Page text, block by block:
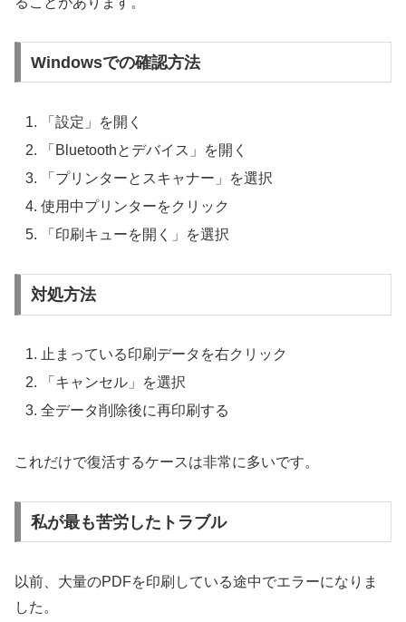
Windowsでの確認方法
「設定」を開く
「Bluetoothとデバイス」を開く
「プリンターとスキャナー」を選択
使用中プリンターをクリック
「印刷キューを開く」を選択
対処方法
止まっている印刷データを右クリック
「キャンセル」を選択
全データ削除後に再印刷する
これだけで復活するケースは非常に多いです。
私が最も苦労したトラブル
以前、大量のPDFを印刷している途中でエラーになりま
した。